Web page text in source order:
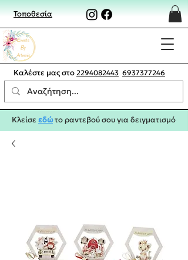
Τοποθεσία
Καλέστε μας στο 2294082443 6937377246
Κλείσεεδώτο ραντεβού σου για δειγματισμό